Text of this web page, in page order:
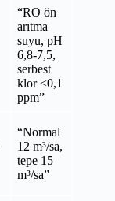
“RO ön
arıtma
suyu, pH
6,8-7,5,
serbest
klor <0,1
ppm”
“Normal
12 m³/sa,
tepe 15
m³/sa”